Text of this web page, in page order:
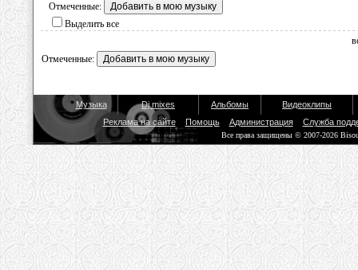
Отмеченные:
Выделить все
Отмеченные:
Музыка Dj mixes Альбомы
Видеоклипы
Реклама на сайте
Помощь Администрация Служба
Все права защищены © 2007-2026